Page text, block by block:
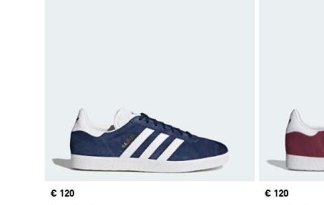
Price
€ 120
Price
€ 120